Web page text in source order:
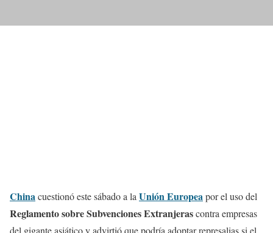
Chinacuestionó este sábado a la Unión Europeapor el uso del
Reglamento sobre Subvenciones Extranjerascontra empresas
del gigante asiático y advirtió que podría adoptar represalias si el